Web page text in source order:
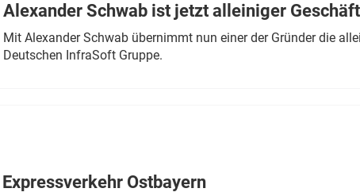
Alexander Schwab ist jetzt alleiniger
Mit Alexander Schwab übernimmt nun einer der Gründer die
Deutschen InfraSoft Gruppe.
Ostbayern